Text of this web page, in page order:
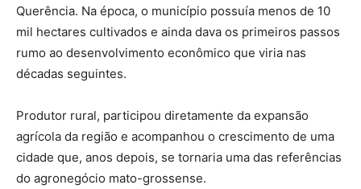
Querência. Na época, o município possuía menos de 10
mil hectares cultivados e ainda dava os primeiros passos
rumo ao desenvolvimento econômico que viria nas
décadas seguintes.
Produtor rural, participou diretamente da expansão
agrícola da região e acompanhou o crescimento de uma
cidade que, anos depois, se tornaria uma das referências
do agronegócio mato-grossense.